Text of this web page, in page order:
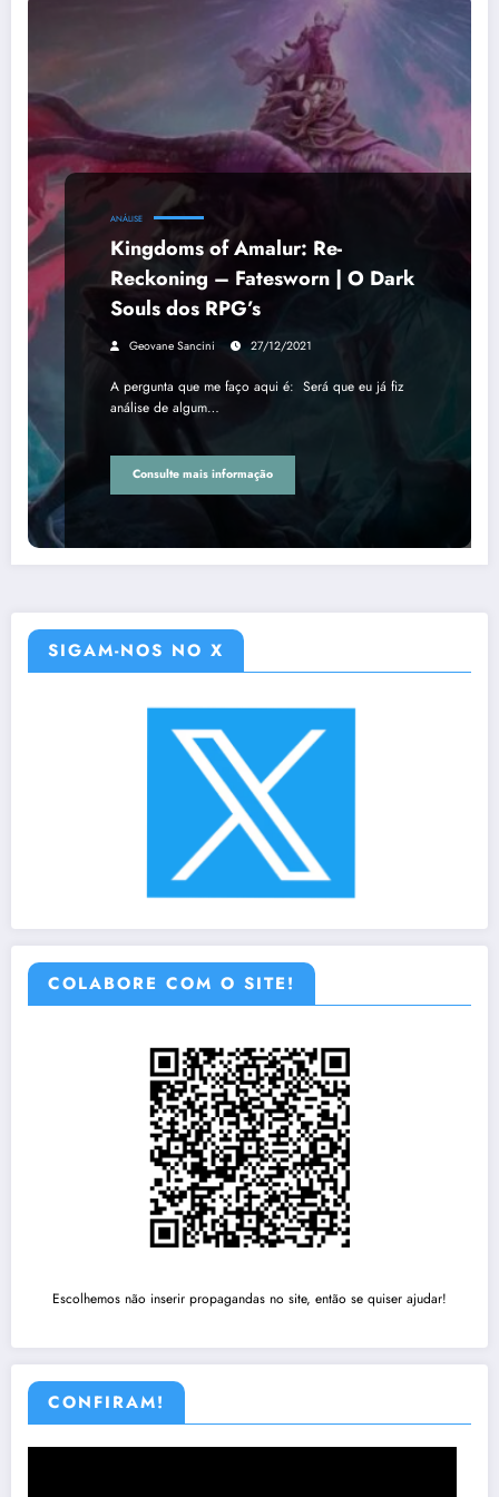
ANÁLISE
Kingdoms of Amalur: Re-
Reckoning – Fatesworn | O Dark
Souls dos RPG’s
Geovane Sancini 27/12/2021
A pergunta que me faço aqui é: Será que eu já fiz
análise de algum…
Consulte mais informação
SIGAM-NOS NO X
COLABORE COM O SITE!
Escolhemos não inserir propagandas no site, então se quiser ajudar!
CONFIRAM!